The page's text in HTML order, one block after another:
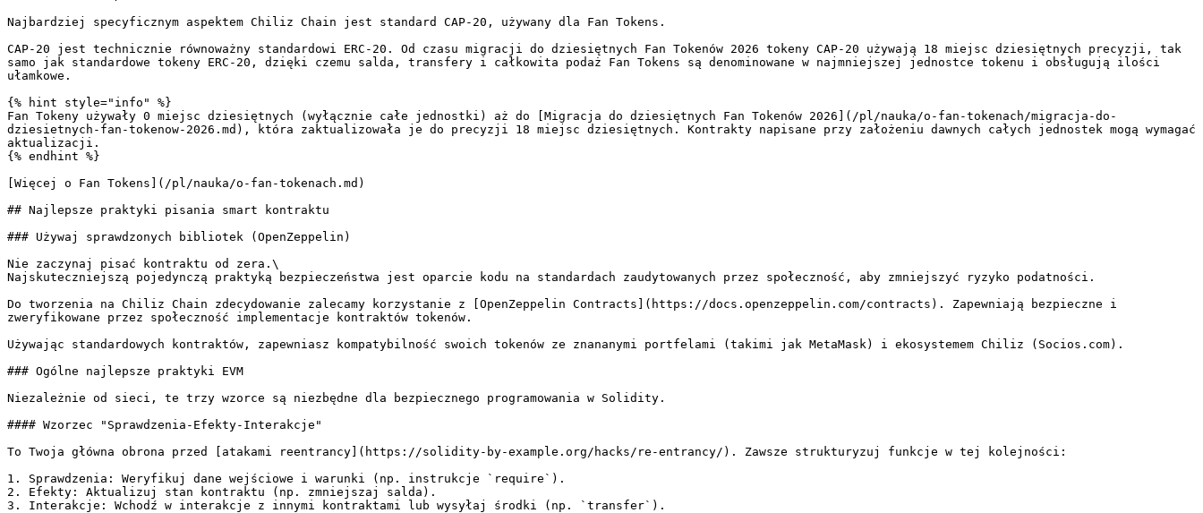
Najbardziej specyficznym aspektem Chiliz Chain jest standard CAP-20, używany dla Fan Tokens.
CAP-20 jest technicznie równoważny standardowi ERC-20. Od czasu migracji do dziesiętnych Fan Tokenów 2026 tokeny CAP-20 używają 18 miejsc dziesiętnych precyzji, tak
samo jak standardowe tokeny ERC-20, dzięki czemu salda, transfery i całkowita podaż Fan Tokens są denominowane w najmniejszej jednostce tokenu i obsługują ilości
ułamkowe.
{% hint style="info" %}
Fan Tokeny używały 0 miejsc dziesiętnych (wyłącznie całe jednostki) aż do [Migracja do dziesiętnych Fan Tokenów 2026](/pl/nauka/o-fan-tokenach/migracja-do-
dziesietnych-fan-tokenow-2026.md), która zaktualizowała je do precyzji 18 miejsc dziesiętnych. Kontrakty napisane przy założeniu dawnych całych jednostek mogą wymagać
aktualizacji.
{% endhint %}
[Więcej o Fan Tokens](/pl/nauka/o-fan-tokenach.md)
## Najlepsze praktyki pisania smart kontraktu
### Używaj sprawdzonych bibliotek (OpenZeppelin)
Nie zaczynaj pisać kontraktu od zera.\
Najskuteczniejszą pojedynczą praktyką bezpieczeństwa jest oparcie kodu na standardach zaudytowanych przez społeczność, aby zmniejszyć ryzyko podatności.
Do tworzenia na Chiliz Chain zdecydowanie zalecamy korzystanie z [OpenZeppelin Contracts](https://docs.openzeppelin.com/contracts). Zapewniają bezpieczne i
zweryfikowane przez społeczność implementacje kontraktów tokenów.
Używając standardowych kontraktów, zapewniasz kompatybilność swoich tokenów ze znananymi portfelami (takimi jak MetaMask) i ekosystemem Chiliz (Socios.com).
### Ogólne najlepsze praktyki EVM
Niezależnie od sieci, te trzy wzorce są niezbędne dla bezpiecznego programowania w Solidity.
#### Wzorzec "Sprawdzenia-Efekty-Interakcje"
To Twoja główna obrona przed [atakami reentrancy](https://solidity-by-example.org/hacks/re-entrancy/). Zawsze strukturyzuj funkcje w tej kolejności:
1. Sprawdzenia: Weryfikuj dane wejściowe i warunki (np. instrukcje `require`).
2. Efekty: Aktualizuj stan kontraktu (np. zmniejszaj salda).
3. Interakcje: Wchodź w interakcje z innymi kontraktami lub wysyłaj środki (np. `transfer`).